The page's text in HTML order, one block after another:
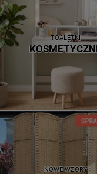
TOALETKI
NOWE WZORY